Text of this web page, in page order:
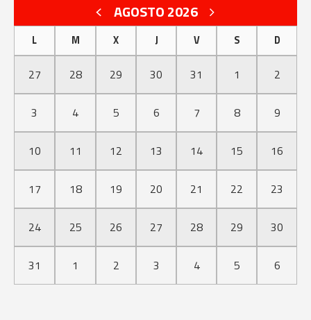
AGOSTO 2026
L M X J V S D
27 28 29 30 31 1 2
3 4 5 6 7 8 9
10 11 12 13 14 15 16
17 18 19 20 21 22 23
24 25 26 27 28 29 30
31 1 2 3 4 5 6